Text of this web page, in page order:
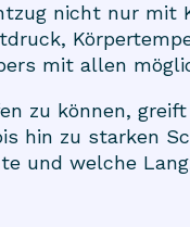
nicht nur mit
mit allen
zu können,
hin zu starken
und welche